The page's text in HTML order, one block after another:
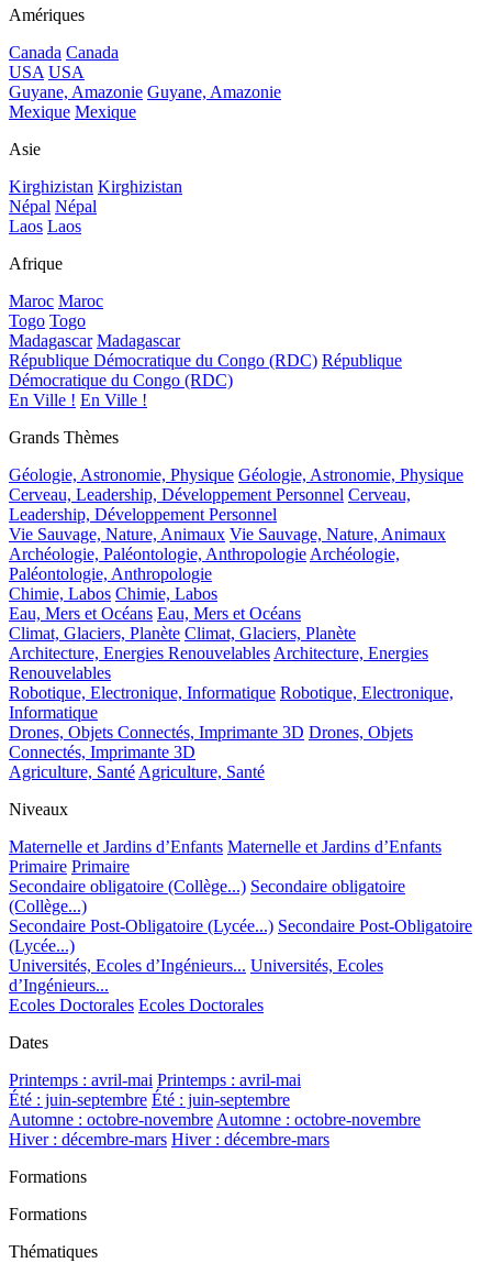
Amériques
Canada Canada
USA USA
Guyane, Amazonie Guyane, Amazonie
Mexique Mexique
Asie
Kirghizistan Kirghizistan
Népal Népal
Laos Laos
Afrique
Maroc Maroc
Togo Togo
Madagascar Madagascar
République Démocratique du Congo (RDC) République
Démocratique du Congo (RDC)
En Ville ! En Ville !
Grands Thèmes
Géologie, Astronomie, Physique Géologie, Astronomie, Physique
Cerveau, Leadership, Développement Personnel Cerveau,
Leadership, Développement Personnel
Vie Sauvage, Nature, Animaux Vie Sauvage, Nature, Animaux
Archéologie, Paléontologie, AnthropologieArchéologie,
Paléontologie, Anthropologie
Chimie, Labos Chimie, Labos
Eau, Mers et Océans Eau, Mers et Océans
Climat, Glaciers, Planète Climat, Glaciers, Planète
Architecture, Energies RenouvelablesArchitecture, Energies
Renouvelables
Robotique, Electronique, Informatique Robotique, Electronique,
Informatique
Drones, Objets Connectés, Imprimante 3D Drones, Objets
Connectés, Imprimante 3D
Agriculture, SantéAgriculture, Santé
Niveaux
Maternelle et Jardins d’Enfants Maternelle et Jardins d’Enfants
Primaire Primaire
Secondaire obligatoire (Collège...) Secondaire obligatoire
(Collège...)
Secondaire Post-Obligatoire (Lycée...) Secondaire Post-Obligatoire
(Lycée...)
Universités, Ecoles d’Ingénieurs... Universités, Ecoles
d’Ingénieurs...
Ecoles Doctorales Ecoles Doctorales
Dates
Printemps : avril-mai Printemps : avril-mai
Été : juin-septembre Été : juin-septembre
Automne : octobre-novembreAutomne : octobre-novembre
Hiver : décembre-mars Hiver : décembre-mars
Formations
Formations
Thématiques